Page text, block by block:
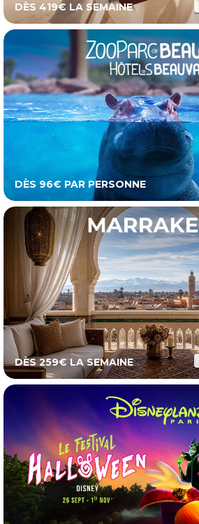
DÈS 419€ LA SEMAINE
DÈS 96€ PAR PERSONNE
DÈS 259€ LA SEMAINE